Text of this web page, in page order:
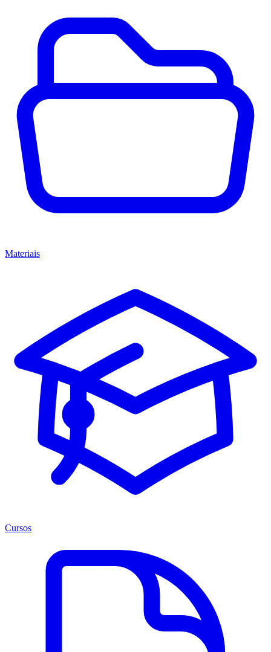
Materiais
Cursos